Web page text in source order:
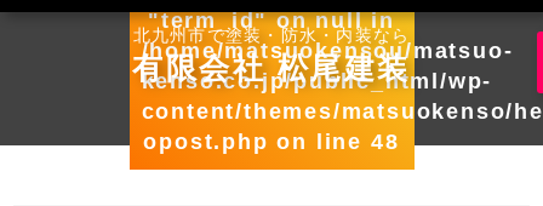
北九州市で塗装・防水・内装なら
有限会社 松尾建装
"term_id" on null in
/home/matsuokensou/matsuo-
kenso.co.jp/public_html/wp-
content/themes/matsuokenso/
opost.php on line 48